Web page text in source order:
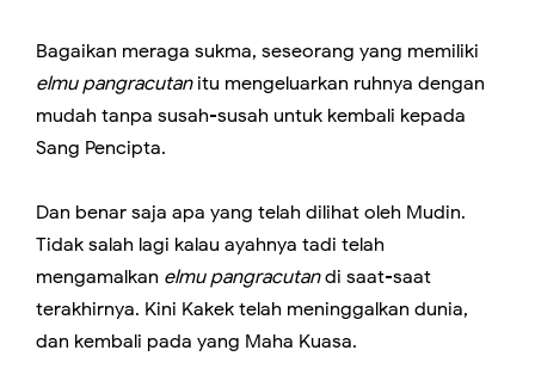
Bagaikan meraga sukma, seseorang yang memiliki
elmu pangracutanitu mengeluarkan ruhnya dengan
mudah tanpa susah-susah untuk kembali kepada
Sang Pencipta.
Dan benar saja apa yang telah dilihat oleh Mudin.
Tidak salah lagi kalau ayahnya tadi telah
mengamalkan elmu pangracutandi saat-saat
terakhirnya. Kini Kakek telah meninggalkan dunia,
dan kembali pada yang Maha Kuasa.